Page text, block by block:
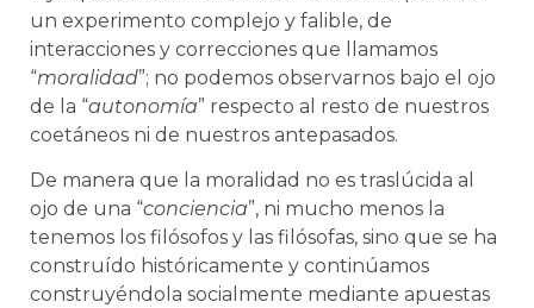
un experimento complejo y falible, de
interacciones y correcciones que llamamos
“moralidad”; no podemos observarnos bajo el ojo
de la “autonomía” respecto al resto de nuestros
coetáneos ni de nuestros antepasados.
De manera que la moralidad no es traslúcida al
ojo de una “conciencia”, ni mucho menos la
tenemos los filósofos y las filósofas, sino que se ha
construído históricamente y continúamos
construyéndola socialmente mediante apuestas